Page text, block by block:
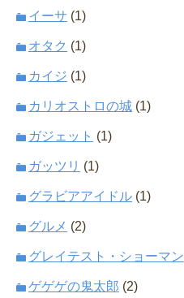
イーサ (1)
オタク (1)
カイジ (1)
カリオストロの城 (1)
ガジェット (1)
ガッツリ (1)
グラビアアイドル (1)
グルメ (2)
グレイテスト・ショーマン
ゲゲゲの鬼太郎 (2)